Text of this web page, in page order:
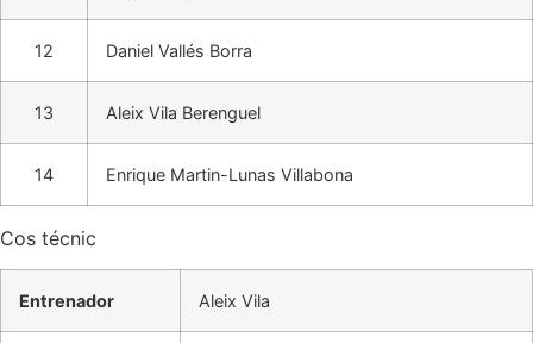
12 Daniel Vallés Borra
13 Aleix Vila Berenguel
14 Enrique Martin-Lunas Villabona
Cos técnic
Entrenador Aleix Vila